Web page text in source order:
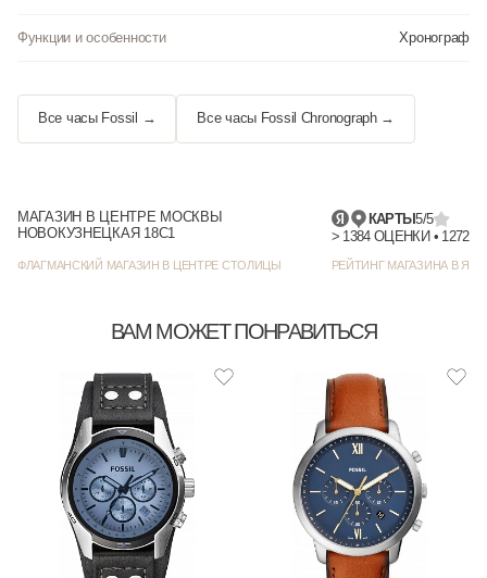
Функции и особенности Хронограф
Все часы Fossil → Все часы Fossil Chronograph →
МАГАЗИН В ЦЕНТРЕ МОСКВЫ
НОВОКУЗНЕЦКАЯ 18С1
ФЛАГМАНСКИЙ МАГАЗИН В ЦЕНТРЕ СТОЛИЦЫ
КАРТЫ5/5
РЕЙТИНГ МАГАЗИНА В
ВАМ МОЖЕТ ПОНРАВИТЬСЯ